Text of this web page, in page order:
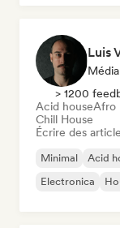
Luis
> 1200
Acid houseAfro
Chill House
Écrire des
Minimal Acid
Electronica